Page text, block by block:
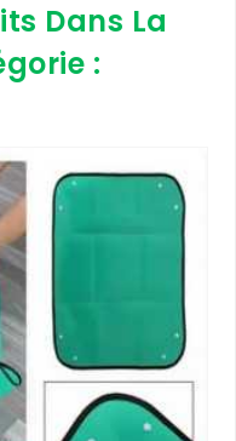
Dans La
: